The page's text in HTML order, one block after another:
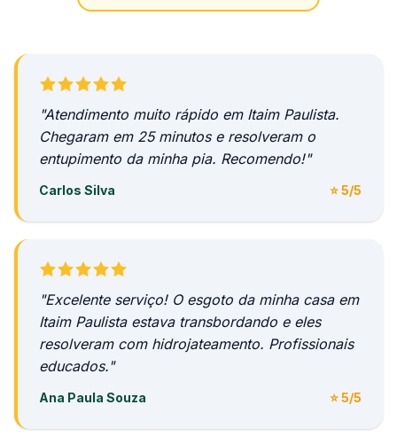
"Atendimento muito rápido em Itaim Paulista.
Chegaram em 25 minutos e resolveram o
entupimento da minha pia. Recomendo!"
Carlos Silva ⭐ 5/5
"Excelente serviço! O esgoto da minha casa em
Itaim Paulista estava transbordando e eles
resolveram com hidrojateamento. Profissionais
educados."
Ana Paula Souza ⭐ 5/5